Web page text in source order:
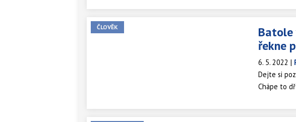
ČLOVĚK
Batole
řekne
6. 5. 2022 |
Dejte si
Chápe to